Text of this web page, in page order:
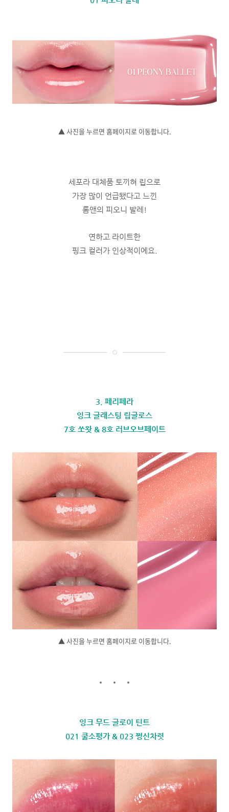
▲ 사진을 누르면 홈페이지로 이동합니다.
세포라 대체품 토끼혀 립으로
가장 많이 언급됐다고 느낀
롬앤의 피오니 발레!
연하고 라이트한
핑크 컬러가 인상적이에요.
3. 페리페라
잉크 글래스팅 립글로스
7호 쏘왓 & 8호 러브오브페이트
▲ 사진을 누르면 홈페이지로 이동합니다.
잉크 무드 글로이 틴트
021 쿨소평가 & 023 쩡신차렷